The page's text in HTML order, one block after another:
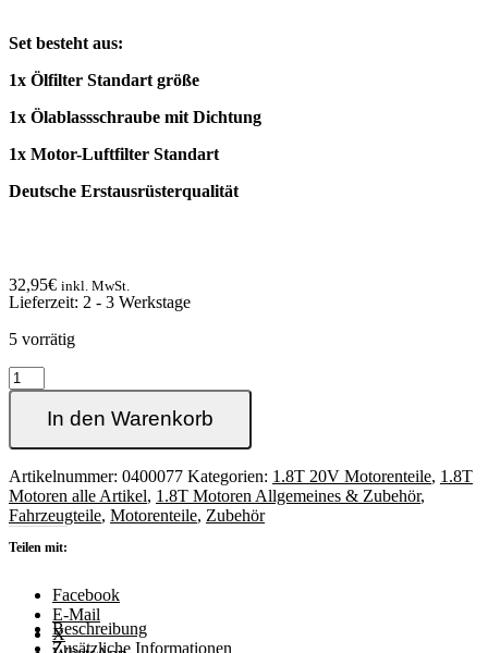
Set besteht aus:
1x Ölfilter Standart größe
1x Ölablassschraube mit Dichtung
1x Motor-Luftfilter Standart
Deutsche Erstausrüsterqualität
32,95€ inkl. MwSt.
Lieferzeit: 2 - 3 Werkstage
5 vorrätig
1.8T
Service
für
quer
verbaute
Motoren
wie
z.B.
TT8N,
usw.
Menge
In den Warenkorb
Artikelnummer: 0400077 Kategorien: 1.8T 20V Motorenteile, 1.8T
Motoren alle Artikel, 1.8T Motoren Allgemeines & Zubehör,
Fahrzeugteile, Motorenteile, Zubehör
Teilen mit:
Facebook
E-Mail
X
Beschreibung
Zusätzliche Informationen